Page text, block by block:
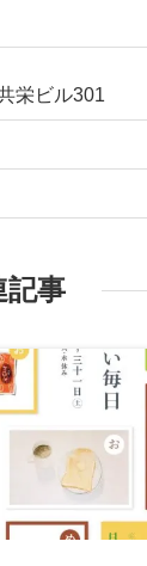
栄ビル301
記事